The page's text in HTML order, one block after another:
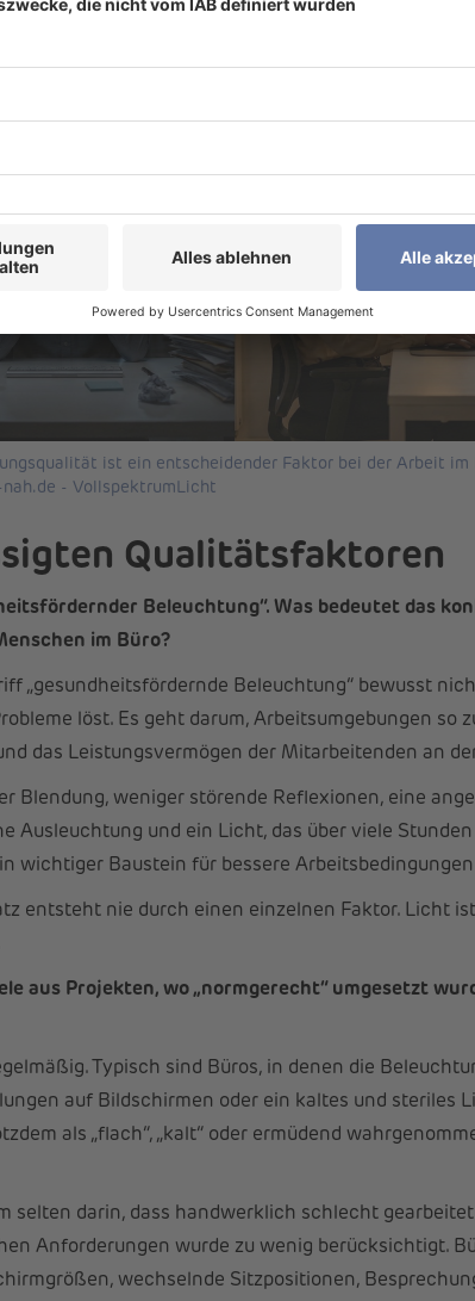
ist ein entscheidender Faktor bei der Arbeit im
nah.de - VollspektrumLicht
Qualitätsfaktoren
Beleuchtung“. Was bedeutet das
im Büro?
„gesundheitsfördernde Beleuchtung“ bewusst
löst. Es geht darum, Arbeitsumgebungen so
das Leistungsvermögen der Mitarbeitenden an
Blendung, weniger störende Reflexionen, eine
Ausleuchtung und ein Licht, das über viele
wichtiger Baustein für bessere
entsteht nie durch einen einzelnen Faktor. Licht
aus Projekten, wo „normgerecht“ umgesetzt
Typisch sind Büros, in denen die
auf Bildschirmen oder ein kaltes und steriles
als „flach“, „kalt“ oder ermüdend
selten darin, dass handwerklich schlecht
Anforderungen wurde zu wenig berücksichtigt.
wechselnde Sitzpositionen,